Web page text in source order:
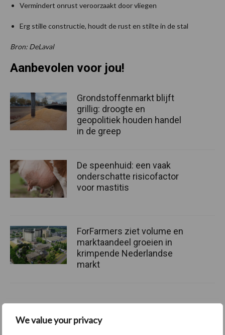
We value your privacy
Vermindert onrust veroorzaakt door vliegen
Erg stille constructie, houdt de rust en stilte in de stal
Bron: DeLaval
Aanbevolen voor jou!
Grondstoffenmarkt blijft
grillig: droogte en
geopolitiek houden handel
in de greep
De speenhuid: een vaak
onderschatte risicofactor
voor mastitis
ForFarmers ziet volume en
marktaandeel groeien in
krimpende Nederlandse
markt